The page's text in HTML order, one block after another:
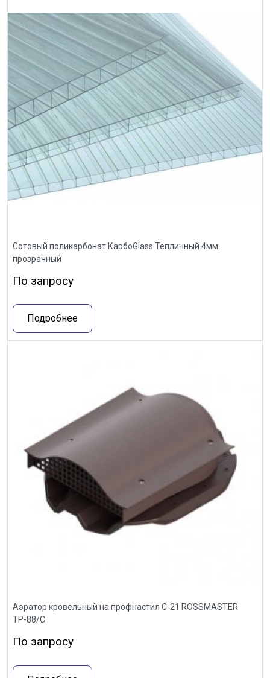
Сотовый поликарбонат КарбоGlass Тепличный 4мм
прозрачный
По запросу
Подробнее
Аэратор кровельный на профнастил С-21 ROSSMASTER
ТР-88/С
По запросу